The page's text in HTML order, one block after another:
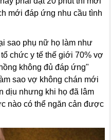
mới đáp ứng nhu cầu tình
sao phụ nữ họ làm như
chức y tế thế giới 70% vợ
không đủ đáp ứng"
sao vợ không chán mới
dịu nhưng khi họ đã lâm
nào có thể ngăn cản được